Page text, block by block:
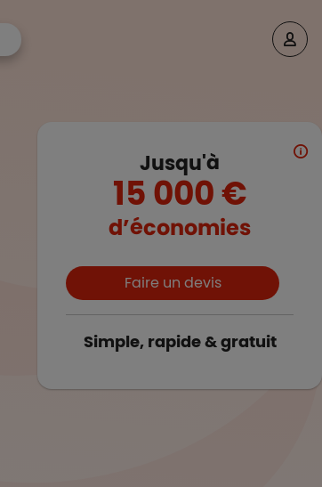
Jusqu'à
15 000 €
d’économies
Boutons et liens
Faire un devis
Simple, rapide & gratuit